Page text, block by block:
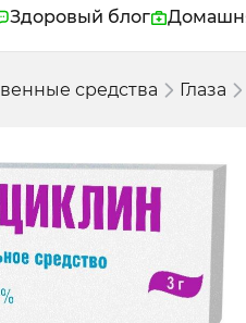
Здоровый блог
средства Глаза